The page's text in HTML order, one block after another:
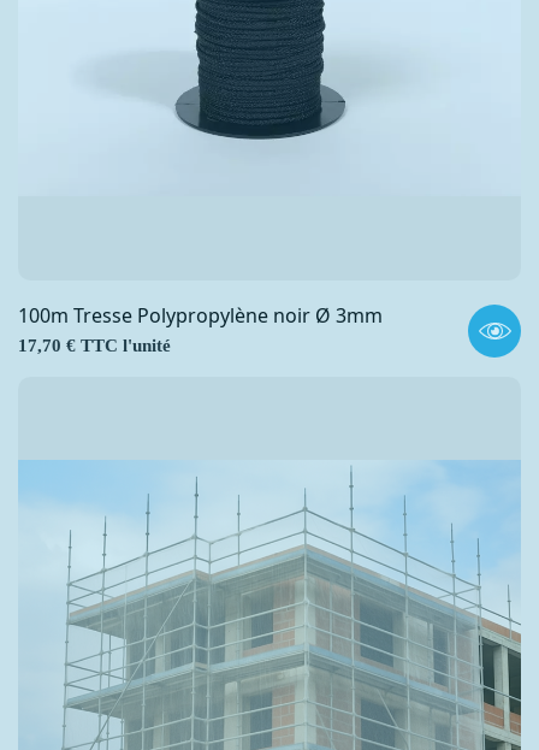
100m Tresse Polypropylène noir Ø 3mm
Prix
17,70 € TTC l'unité